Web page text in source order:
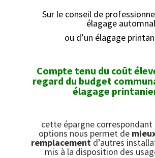
Sur le conseil de
élagage
ou d’un élagage
Compte tenu du coût
regard du budget
élagage
cette épargne correspondant
options nous permet de
remplacementd’autres
mis à la disposition des